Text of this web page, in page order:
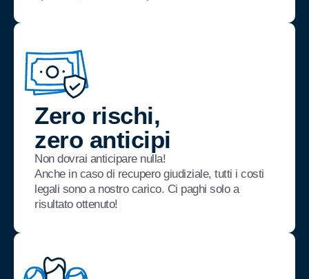
Zero rischi,
zero anticipi
Non dovrai anticipare nulla!
Anche in caso di recupero giudiziale, tutti i costi
legali sono a nostro carico. Ci paghi solo a
risultato ottenuto!